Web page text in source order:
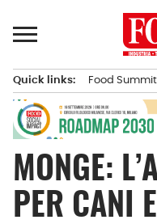
al
principale
Quick links: Food
MONGE:
PER CANI